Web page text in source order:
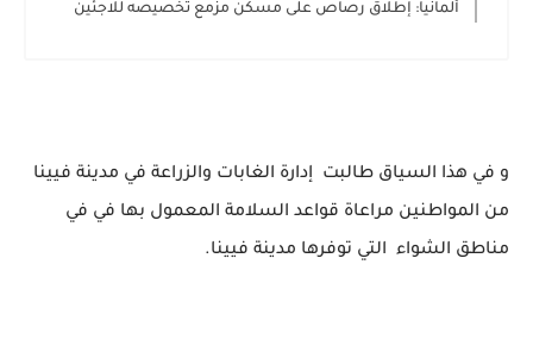
ألمانيا: إطلاق رصاص على مسكن مزمع تخصيصه للاجئين
و في هذا السياق طالبت إدارة الغابات والزراعة في مدينة فيينا
من المواطنين مراعاة قواعد السلامة المعمول بها في في
مناطق الشواء التي توفرها مدينة فيينا.